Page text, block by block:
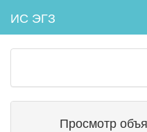
ИС ЭГЗ
Просмотр